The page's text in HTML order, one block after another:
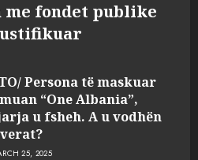
me fondet publike
Persona të maskuar
“One Albania”,
u fsheh. A u vodhën
25, 2025